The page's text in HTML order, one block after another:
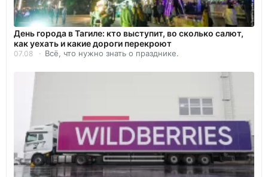
День города в Тагиле: кто выступит, во сколько салют,
как уехать и какие дороги перекроют
07.08 Всё, что нужно знать о празднике.